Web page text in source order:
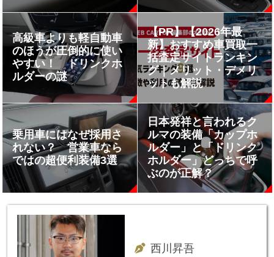
高級車よりも軽自動車
のほうが圧倒的に使い
やすい！ ドリンクホ
ルダーの謎
【PR】【2026年最
新】おすすめ車買取一
括査定サイトランキン
グ｜メリット・デメリ
ットも解説
乗用車にはなぜ採用さ
れない？ 営業車なら
ではの超便利装備3選
日本発祥と言われるク
ルマの装備「カップホ
ルダー」と「ドリンク
ホルダー」どっちで呼
ぶのが正解？
西川昇吾